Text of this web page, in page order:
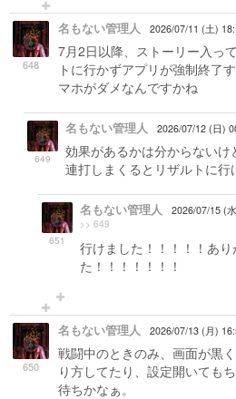
648
名もない管理人 2026/07/11 (土)
7月2日以降、ストーリー入っ
トに行かずアプリが強制終了
マホがダメなんですかね
649
名もない管理人 2026/07/12 (日)
効果があるかは分からない
連打しまくるとリザルトに行
651
名もない管理人 2026/07/15 (
>> 649
行けました！！！！！あ
た！！！！！！！
650
名もない管理人 2026/07/13 (月)
戦闘中のときのみ、画面が黒
り方してたり、設定開いても
待ちかなぁ。